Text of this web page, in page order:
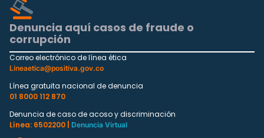
Denuncia aquí casos de fraude o
corrupción
Correo electrónico de línea ética
Lineaetica@positiva.gov.co
Línea gratuita nacional de denuncia
01 8000 112 870
Denuncia de caso de acoso y discriminación
Línea: 6502200 |
Denuncia Virtual